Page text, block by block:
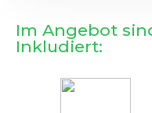
Im Angebot
Inkludiert: